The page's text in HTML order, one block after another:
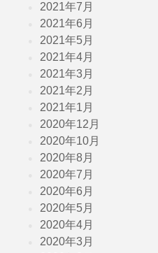
2021年7月
2021年6月
2021年5月
2021年4月
2021年3月
2021年2月
2021年1月
2020年12月
2020年10月
2020年8月
2020年7月
2020年6月
2020年5月
2020年4月
2020年3月